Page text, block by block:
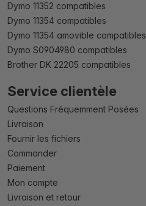
Dymo 11352 compatibles
Dymo 11354 compatibles
Dymo 11354 amovible compatibles
Dymo S0904980 compatibles
Brother DK 22205 compatibles
Service clientèle
Questions Fréquemment Posées
Livraison
Fournir les fichiers
Commander
Paiement
Mon compte
Livraison et retour